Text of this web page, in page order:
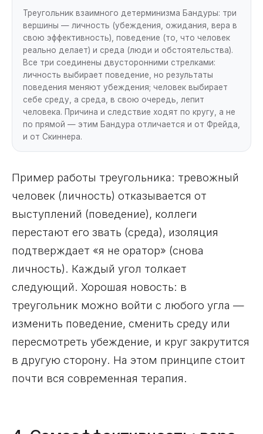
Треугольник взаимного детерминизма Бандуры: три
вершины — личность (убеждения, ожидания, вера в
свою эффективность), поведение (то, что человек
реально делает) и среда (люди и обстоятельства).
Все три соединены двусторонними стрелками:
личность выбирает поведение, но результаты
поведения меняют убеждения; человек выбирает
себе среду, а среда, в свою очередь, лепит
человека. Причина и следствие ходят по кругу, а не
по прямой — этим Бандура отличается и от Фрейда,
и от Скиннера.
Пример работы треугольника: тревожный
человек (личность) отказывается от
выступлений (поведение), коллеги
перестают его звать (среда), изоляция
подтверждает «я не оратор» (снова
личность). Каждый угол толкает
следующий. Хорошая новость: в
треугольник можно войти с любого угла —
изменить поведение, сменить среду или
пересмотреть убеждение, и круг закрутится
в другую сторону. На этом принципе стоит
почти вся современная терапия.